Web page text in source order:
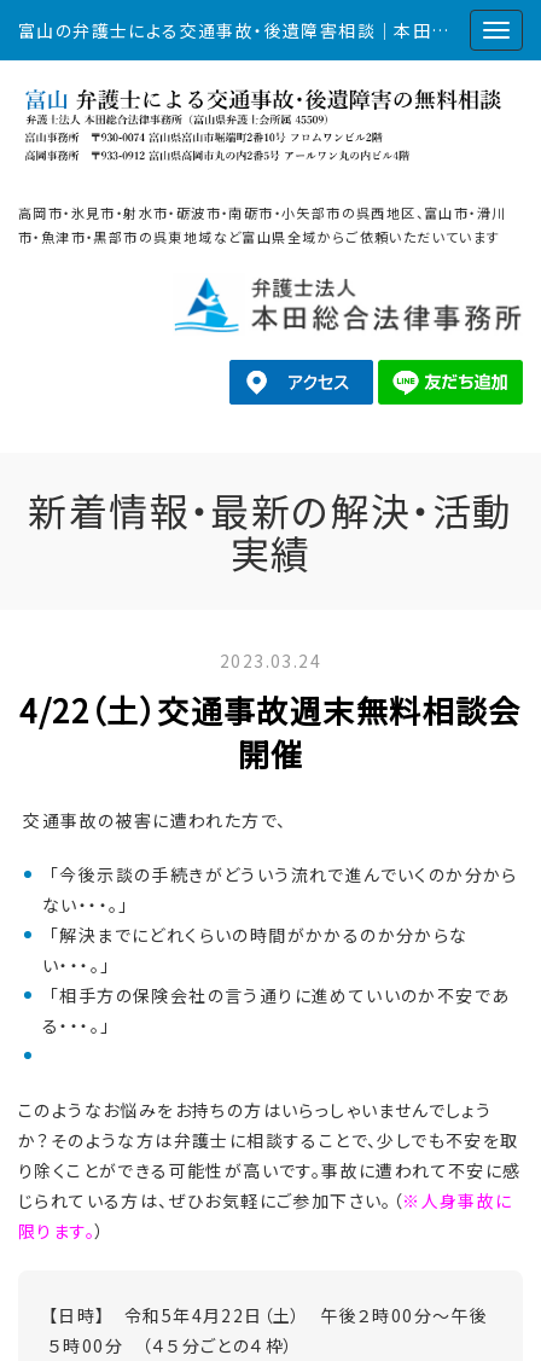
富山の弁護士による交通事故・後遺障害相談｜本田総合法律事務所
高岡市・氷見市・射水市・砺波市・南砺市・小矢部市の呉西地区、富山市・滑川
市・魚津市・黒部市の呉東地域など富山県全域からご依頼いただいています
新着情報・最新の解決・活動
実績
2023.03.24
4/22（土）交通事故週末無料相談会
開催
交通事故の被害に遭われた方で、
「今後示談の手続きがどういう流れで進んでいくのか分から
ない・・・。」
「解決までにどれくらいの時間がかかるのか分からな
い・・・。」
「相手方の保険会社の言う通りに進めていいのか不安であ
る・・・。」
このようなお悩みをお持ちの方はいらっしゃいませんでしょう
か？そのような方は弁護士に相談することで、少しでも不安を取
り除くことができる可能性が高いです。事故に遭われて不安に感
じられている方は、ぜひお気軽にご参加下さい。（※人身事故に
限ります。）
【日時】 令和5年4月22日（土） 午後２時00分～午後
５時00分 （４５分ごとの４枠）